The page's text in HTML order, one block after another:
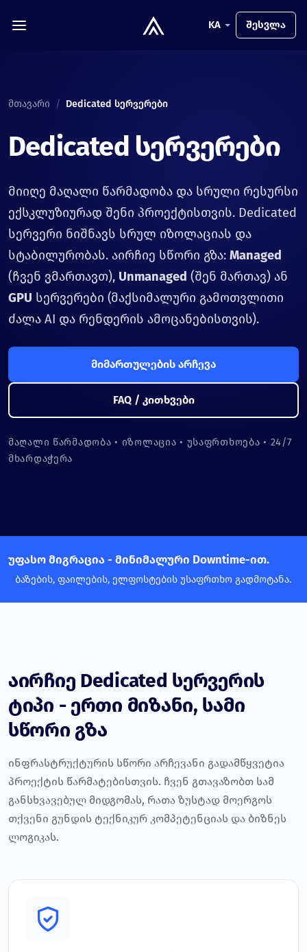
KA შესვლა
მთავარი / Dedicated სერვერები
Dedicated სერვერები
მიიღე მაღალი წარმადობა და სრული რესურსი
ექსკლუზიურად შენი პროექტისთვის. Dedicated
სერვერი ნიშნავს სრულ იზოლაციას და
სტაბილურობას. აირჩიე სწორი გზა: Managed
(ჩვენ ვმართავთ), Unmanaged (შენ მართავ) ან
GPU სერვერები (მაქსიმალური გამოთვლითი
ძალა AI და რენდერის ამოცანებისთვის).
მიმართულების არჩევა
FAQ / კითხვები
მაღალი წარმადობა • იზოლაცია • უსაფრთხოება • 24/7
მხარდაჭერა
უფასო მიგრაცია - მინიმალური Downtime-ით.
ბაზების, ფაილების, ელფოსტების უსაფრთხო გადმოტანა.
აირჩიე Dedicated სერვერის
ტიპი - ერთი მიზანი, სამი
სწორი გზა
ინფრასტრუქტურის სწორი არჩევანი გადამწყვეტია
პროექტის წარმატებისთვის. ჩვენ გთავაზობთ სამ
განსხვავებულ მიდგომას, რათა ზუსტად მოერგოს
თქვენი გუნდის ტექნიკურ კომპეტენციას და ბიზნეს
ლოგიკას.